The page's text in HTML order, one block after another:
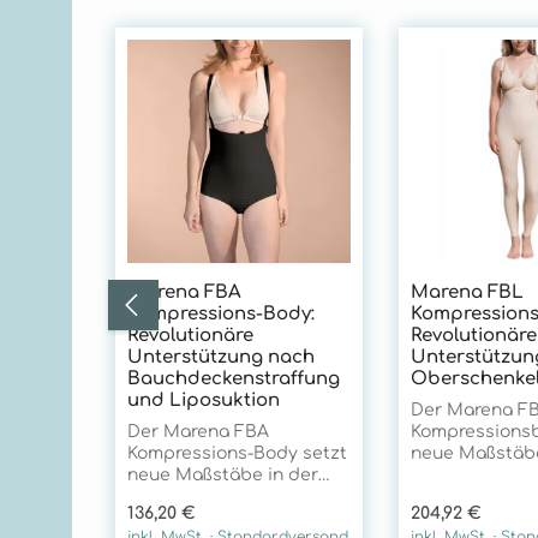
Produktgalerie überspringen
Marena FBA
Kompressions-Body:
Revolutionäre
Unterstützung nach
Bauchdeckenstraffung
und Liposuktion
Der Marena FBA
Kompressions-Body setzt
neue Maßstäbe in der
Versorgung nach
Regulärer Preis:
136,20 €
Marena FBL
Revolutionäre
Der Marena
neue
Eingriffen im
Regulärer Preis:
204,92 €